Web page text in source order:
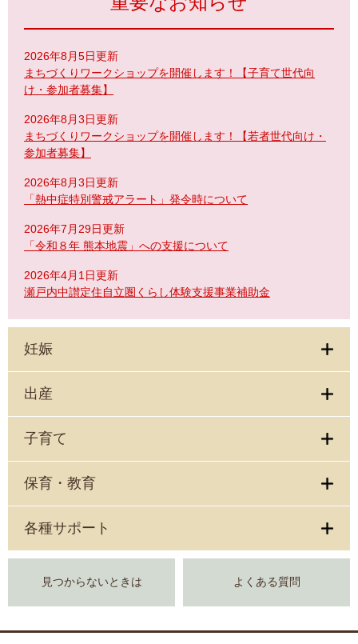
2026年8月5日更新
まちづくりワークショップを開催します！【子育て世代向
け・参加者募集】
2026年8月3日更新
まちづくりワークショップを開催します！【若者世代向け・
参加者募集】
2026年8月3日更新
「熱中症特別警戒アラート」発令時について
2026年7月29日更新
「令和８年 熊本地震」への支援について
2026年4月1日更新
瀬戸内中讃定住自立圏くらし体験支援事業補助金
妊娠
出産
子育て
保育・教育
各種サポート
見つからないときは よくある質問